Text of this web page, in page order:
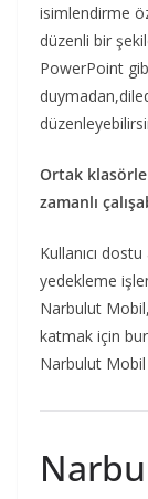
isimlendirme
düzenli bir
PowerPoint
Ortak
zamanlı
Kullanıcı
yedekleme
Narbulut
katmak için
Narbulut Mobil